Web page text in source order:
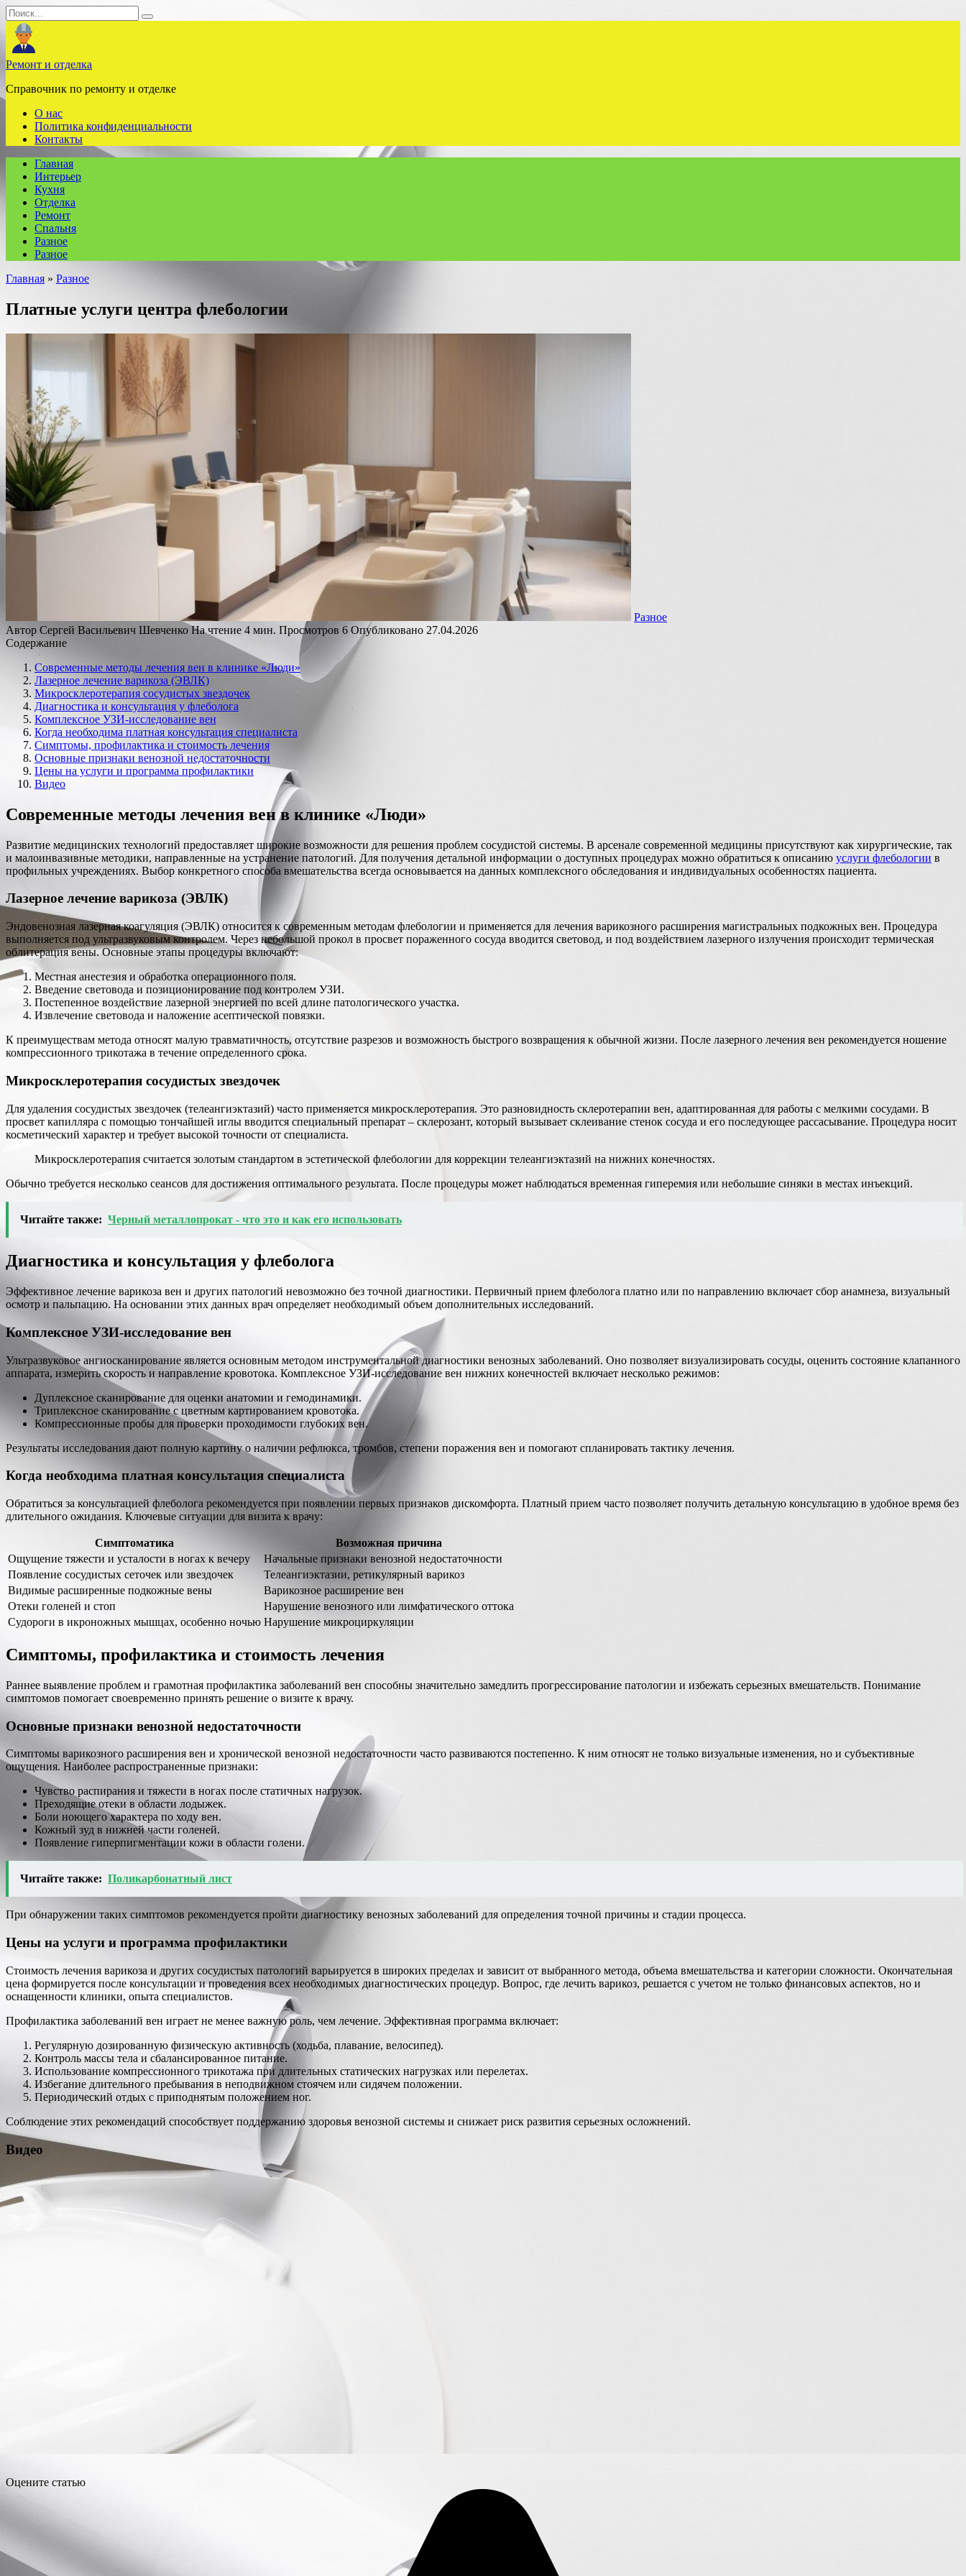
Перейти
к
содержанию
Search
for:
Ремонт и отделка
Справочник по ремонту и отделке
О нас
Политика конфиденциальности
Контакты
Главная
Интерьер
Кухня
Отделка
Ремонт
Спальня
Разное
Разное
Главная » Разное
Платные услуги центра флебологии
Разное
Автор Сергей Васильевич Шевченко На чтение 4 мин. Просмотров 6 Опубликовано 27.04.2026
Содержание
Современные методы лечения вен в клинике «Люди»
Лазерное лечение варикоза (ЭВЛК)
Микросклеротерапия сосудистых звездочек
Диагностика и консультация у флеболога
Комплексное УЗИ-исследование вен
Когда необходима платная консультация специалиста
Симптомы, профилактика и стоимость лечения
Основные признаки венозной недостаточности
Цены на услуги и программа профилактики
Видео
Современные методы лечения вен в клинике «Люди»
Развитие медицинских технологий предоставляет широкие возможности для решения проблем сосудистой системы. В арсенале современной медицины присутствуют как хирургические, так
и малоинвазивные методики, направленные на устранение патологий. Для получения детальной информации о доступных процедурах можно обратиться к описанию услуги флебологии в
профильных учреждениях. Выбор конкретного способа вмешательства всегда основывается на данных комплексного обследования и индивидуальных особенностях пациента.
Лазерное лечение варикоза (ЭВЛК)
Эндовенозная лазерная коагуляция (ЭВЛК) относится к современным методам флебологии и применяется для лечения варикозного расширения магистральных подкожных вен. Процедура
выполняется под ультразвуковым контролем. Через небольшой прокол в просвет пораженного сосуда вводится световод, и под воздействием лазерного излучения происходит термическая
облитерация вены. Основные этапы процедуры включают:
Местная анестезия и обработка операционного поля.
Введение световода и позиционирование под контролем УЗИ.
Постепенное воздействие лазерной энергией по всей длине патологического участка.
Извлечение световода и наложение асептической повязки.
К преимуществам метода относят малую травматичность, отсутствие разрезов и возможность быстрого возвращения к обычной жизни. После лазерного лечения вен рекомендуется ношение
компрессионного трикотажа в течение определенного срока.
Микросклеротерапия сосудистых звездочек
Для удаления сосудистых звездочек (телеангиэктазий) часто применяется микросклеротерапия. Это разновидность склеротерапии вен, адаптированная для работы с мелкими сосудами. В
просвет капилляра с помощью тончайшей иглы вводится специальный препарат – склерозант, который вызывает склеивание стенок сосуда и его последующее рассасывание. Процедура носит
косметический характер и требует высокой точности от специалиста.
Микросклеротерапия считается золотым стандартом в эстетической флебологии для коррекции телеангиэктазий на нижних конечностях.
Обычно требуется несколько сеансов для достижения оптимального результата. После процедуры может наблюдаться временная гиперемия или небольшие синяки в местах инъекций.
Читайте также: Черный металлопрокат - что это и как его использовать
Диагностика и консультация у флеболога
Эффективное лечение варикоза вен и других патологий невозможно без точной диагностики. Первичный прием флеболога платно или по направлению включает сбор анамнеза, визуальный
осмотр и пальпацию. На основании этих данных врач определяет необходимый объем дополнительных исследований.
Комплексное УЗИ-исследование вен
Ультразвуковое ангиосканирование является основным методом инструментальной диагностики венозных заболеваний. Оно позволяет визуализировать сосуды, оценить состояние клапанного
аппарата, измерить скорость и направление кровотока. Комплексное УЗИ-исследование вен нижних конечностей включает несколько режимов:
Дуплексное сканирование для оценки анатомии и гемодинамики.
Триплексное сканирование с цветным картированием кровотока.
Компрессионные пробы для проверки проходимости глубоких вен.
Результаты исследования дают полную картину о наличии рефлюкса, тромбов, степени поражения вен и помогают спланировать тактику лечения.
Когда необходима платная консультация специалиста
Обратиться за консультацией флеболога рекомендуется при появлении первых признаков дискомфорта. Платный прием часто позволяет получить детальную консультацию в удобное время без
длительного ожидания. Ключевые ситуации для визита к врачу:
Симптоматика
Возможная причина
Ощущение тяжести и усталости в ногах к вечеру
Начальные признаки венозной недостаточности
Появление сосудистых сеточек или звездочек
Телеангиэктазии, ретикулярный варикоз
Видимые расширенные подкожные вены
Варикозное расширение вен
Отеки голеней и стоп
Нарушение венозного или лимфатического оттока
Судороги в икроножных мышцах, особенно ночью Нарушение микроциркуляции
Симптомы, профилактика и стоимость лечения
Раннее выявление проблем и грамотная профилактика заболеваний вен способны значительно замедлить прогрессирование патологии и избежать серьезных вмешательств. Понимание
симптомов помогает своевременно принять решение о визите к врачу.
Основные признаки венозной недостаточности
Симптомы варикозного расширения вен и хронической венозной недостаточности часто развиваются постепенно. К ним относят не только визуальные изменения, но и субъективные
ощущения. Наиболее распространенные признаки:
Чувство распирания и тяжести в ногах после статичных нагрузок.
Преходящие отеки в области лодыжек.
Боли ноющего характера по ходу вен.
Кожный зуд в нижней части голеней.
Появление гиперпигментации кожи в области голени.
Читайте также: Поликарбонатный лист
При обнаружении таких симптомов рекомендуется пройти диагностику венозных заболеваний для определения точной причины и стадии процесса.
Цены на услуги и программа профилактики
Стоимость лечения варикоза и других сосудистых патологий варьируется в широких пределах и зависит от выбранного метода, объема вмешательства и категории сложности. Окончательная
цена формируется после консультации и проведения всех необходимых диагностических процедур. Вопрос, где лечить варикоз, решается с учетом не только финансовых аспектов, но и
оснащенности клиники, опыта специалистов.
Профилактика заболеваний вен играет не менее важную роль, чем лечение. Эффективная программа включает:
Регулярную дозированную физическую активность (ходьба, плавание, велосипед).
Контроль массы тела и сбалансированное питание.
Использование компрессионного трикотажа при длительных статических нагрузках или перелетах.
Избегание длительного пребывания в неподвижном стоячем или сидячем положении.
Периодический отдых с приподнятым положением ног.
Соблюдение этих рекомендаций способствует поддержанию здоровья венозной системы и снижает риск развития серьезных осложнений.
Видео
Оцените статью